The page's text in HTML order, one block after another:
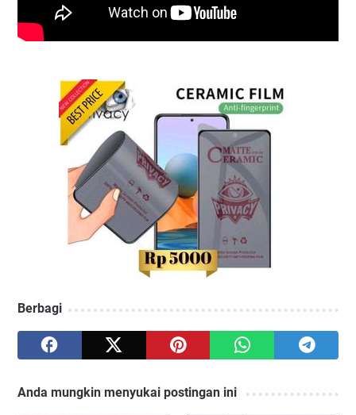
Berbagi
Anda mungkin menyukai postingan ini